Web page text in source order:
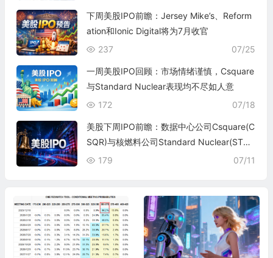
下周美股IPO前瞻：Jersey Mike’s、Reform
ation和Ionic Digital将为7月收官
07/25
237
一周美股IPO回顾：市场情绪谨慎，Csquare
与Standard Nuclear表现均不尽如人意
07/18
172
美股下周IPO前瞻：数据中心公司Csquare(C
SQR)与核燃料公司Standard Nuclear(STD
N)即将上市
07/11
179